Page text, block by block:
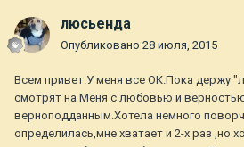
люсьенда
Опубликовано 28 июля, 2015
Всем привет.У меня все ОК.Пока держу
смотрят на Меня с любовью и
верноподданным.Хотела немного
определилась,мне хватает и 2-х раз ,но